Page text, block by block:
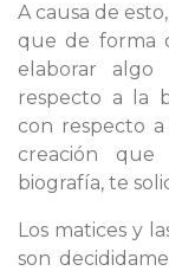
A causa de
que de forma
elaborar algo
respecto a la
con respecto
creación que
biografía, te
Los matices y
son